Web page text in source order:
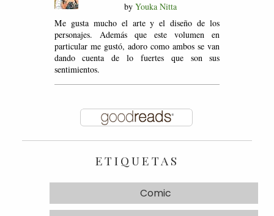
by Youka Nitta
Me gusta mucho el arte y el diseño de los
personajes. Además que este volumen en
particular me gustó, adoro como ambos se van
dando cuenta de lo fuertes que son sus
sentimientos.
ETIQUETAS
Comic